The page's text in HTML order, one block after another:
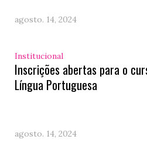
agosto. 14, 2024
Institucional
Inscrições abertas para o
Língua Portuguesa
agosto. 14, 2024